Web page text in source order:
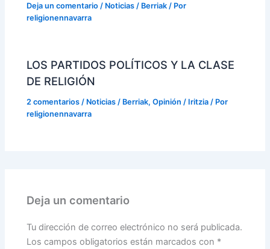
Deja un comentario / Noticias / Berriak / Por
religionennavarra
LOS PARTIDOS POLÍTICOS Y LA CLASE
DE RELIGIÓN
2 comentarios / Noticias / Berriak,Opinión / Iritzia / Por
religionennavarra
Deja un comentario
Tu dirección de correo electrónico no será publicada.
Los campos obligatorios están marcados con *